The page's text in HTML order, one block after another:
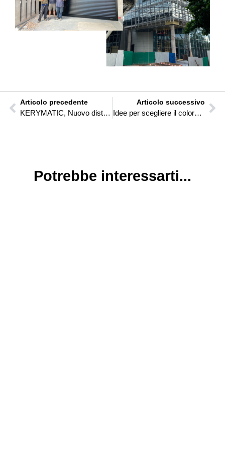
Articolo precedente
KERYMATIC, Nuovo distributore di PORTALUM nella Comunità di Madrid e provincia di Toledo.
Articolo successivo
Idee per scegliere il colore della tua recinzione in alluminio
Potrebbe interessarti...